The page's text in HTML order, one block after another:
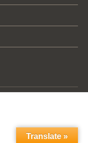
Translate »